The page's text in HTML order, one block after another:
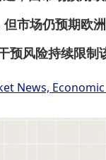
市场仍预期欧
预风险持续限制
News,